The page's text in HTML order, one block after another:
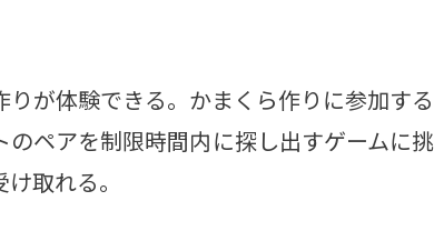
が体験できる。かまくら作りに参加する
ペアを制限時間内に探し出すゲームに挑
取れる。